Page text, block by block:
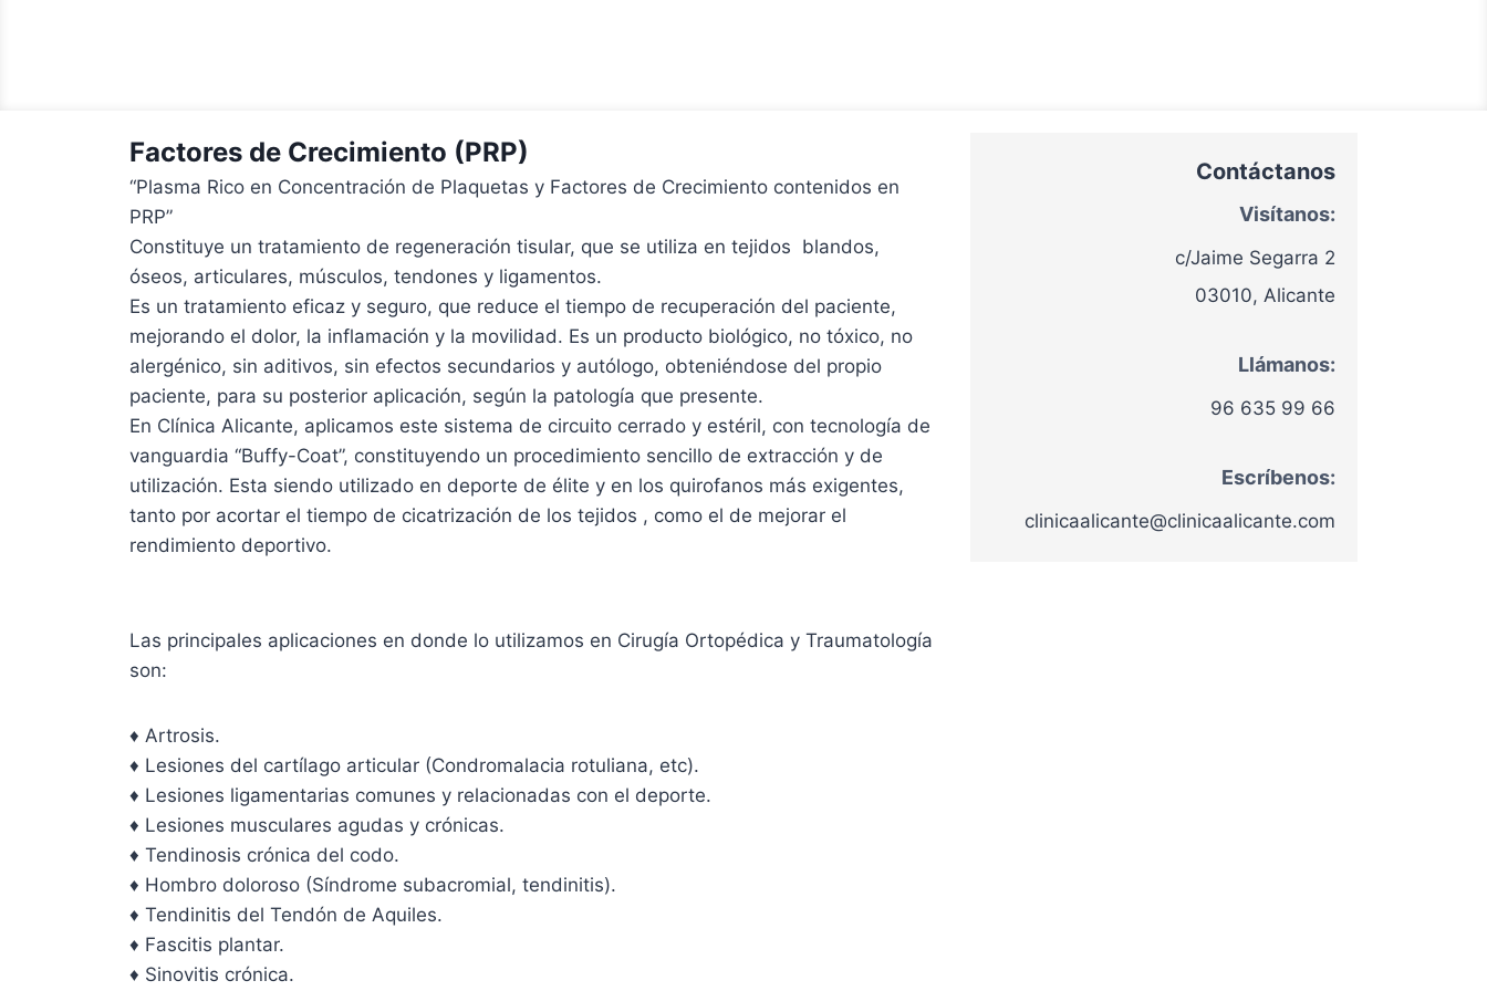
Factores de Crecimiento (PRP)
“Plasma Rico en Concentración de Plaquetas y Factores de Crecimiento contenidos en
PRP”
Constituye un tratamiento de regeneración tisular, que se utiliza en tejidos blandos,
óseos, articulares, músculos, tendones y ligamentos.
Es un tratamiento eficaz y seguro, que reduce el tiempo de recuperación del paciente,
mejorando el dolor, la inflamación y la movilidad. Es un producto biológico, no tóxico, no
alergénico, sin aditivos, sin efectos secundarios y autólogo, obteniéndose del propio
paciente, para su posterior aplicación, según la patología que presente.
En Clínica Alicante, aplicamos este sistema de circuito cerrado y estéril, con tecnología de
vanguardia “Buffy-Coat”, constituyendo un procedimiento sencillo de extracción y de
utilización. Esta siendo utilizado en deporte de élite y en los quirofanos más exigentes,
tanto por acortar el tiempo de cicatrización de los tejidos , como el de mejorar el
rendimiento deportivo.
Las principales aplicaciones en donde lo utilizamos en Cirugía Ortopédica y Traumatología
son:
♦ Artrosis.
♦ Lesiones del cartílago articular (Condromalacia rotuliana, etc).
♦ Lesiones ligamentarias comunes y relacionadas con el deporte.
♦ Lesiones musculares agudas y crónicas.
♦ Tendinosis crónica del codo.
♦ Hombro doloroso (Síndrome subacromial, tendinitis).
♦ Tendinitis del Tendón de Aquiles.
♦ Fascitis plantar.
♦ Sinovitis crónica.
Contáctanos
Visítanos:
c/Jaime Segarra 2
03010, Alicante
Llámanos:
96 635 99 66
Escríbenos:
clinicaalicante@clinicaalicante.com